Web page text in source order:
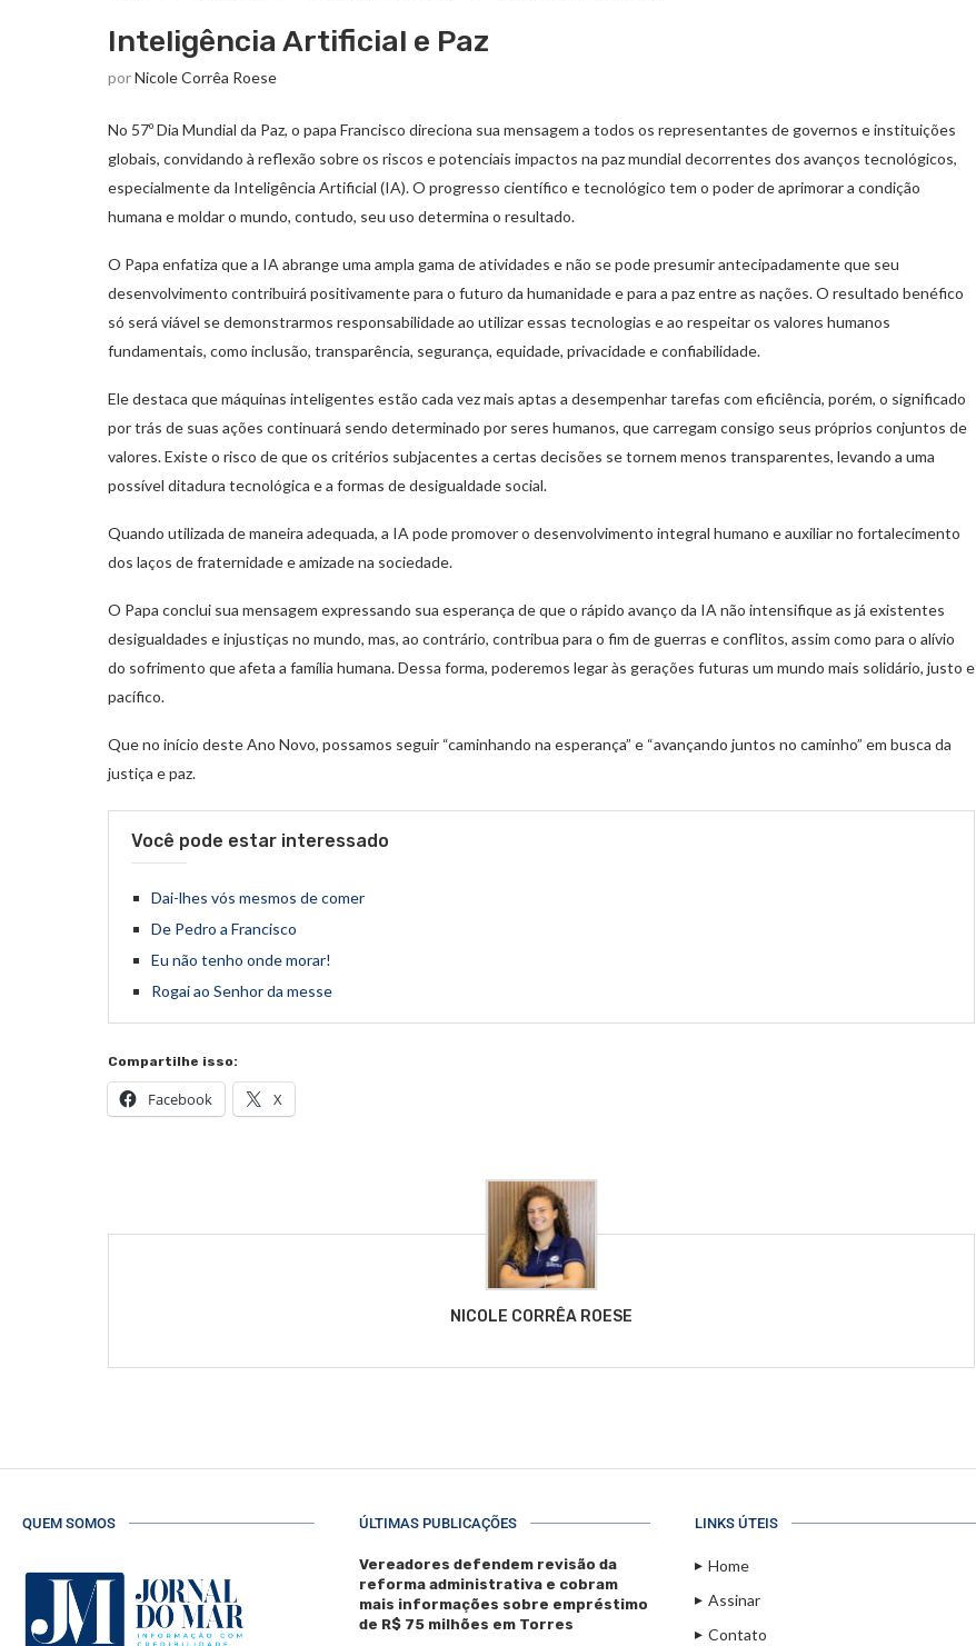
Inteligência Artificial e Paz
porNicole Corrêa Roese
No 57º Dia Mundial da Paz, o papa Francisco direciona sua mensagem a todos os representantes de governos e instituições
globais, convidando à reflexão sobre os riscos e potenciais impactos na paz mundial decorrentes dos avanços tecnológicos,
especialmente da Inteligência Artificial (IA). O progresso científico e tecnológico tem o poder de aprimorar a condição
humana e moldar o mundo, contudo, seu uso determina o resultado.
O Papa enfatiza que a IA abrange uma ampla gama de atividades e não se pode presumir antecipadamente que seu
desenvolvimento contribuirá positivamente para o futuro da humanidade e para a paz entre as nações. O resultado benéfico
só será viável se demonstrarmos responsabilidade ao utilizar essas tecnologias e ao respeitar os valores humanos
fundamentais, como inclusão, transparência, segurança, equidade, privacidade e confiabilidade.
Ele destaca que máquinas inteligentes estão cada vez mais aptas a desempenhar tarefas com eficiência, porém, o significado
por trás de suas ações continuará sendo determinado por seres humanos, que carregam consigo seus próprios conjuntos de
valores. Existe o risco de que os critérios subjacentes a certas decisões se tornem menos transparentes, levando a uma
possível ditadura tecnológica e a formas de desigualdade social.
Quando utilizada de maneira adequada, a IA pode promover o desenvolvimento integral humano e auxiliar no fortalecimento
dos laços de fraternidade e amizade na sociedade.
O Papa conclui sua mensagem expressando sua esperança de que o rápido avanço da IA não intensifique as já existentes
desigualdades e injustiças no mundo, mas, ao contrário, contribua para o fim de guerras e conflitos, assim como para o alívio
do sofrimento que afeta a família humana. Dessa forma, poderemos legar às gerações futuras um mundo mais solidário, justo e
pacífico.
Que no início deste Ano Novo, possamos seguir “caminhando na esperança” e “avançando juntos no caminho” em busca da
justiça e paz.
Você pode estar interessado
Dai-lhes vós mesmos de comer
De Pedro a Francisco
Eu não tenho onde morar!
Rogai ao Senhor da messe
Compartilhe isso:
Facebook X
NICOLE CORRÊA ROESE
QUEM SOMOS ÚLTIMAS PUBLICAÇÕES
Vereadores defendem revisão da
reforma administrativa e cobram
mais informações sobre empréstimo
de R$ 75 milhões em Torres
LINKS ÚTEIS
Home
Assinar
Contato